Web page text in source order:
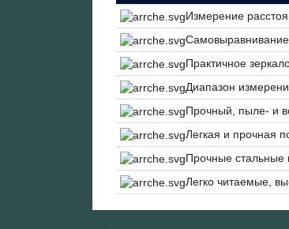
Измерение
Практичное
Диапазон
Прочный, пыле- и
Легкая и прочная
Прочные стальные
Легко читаемые,